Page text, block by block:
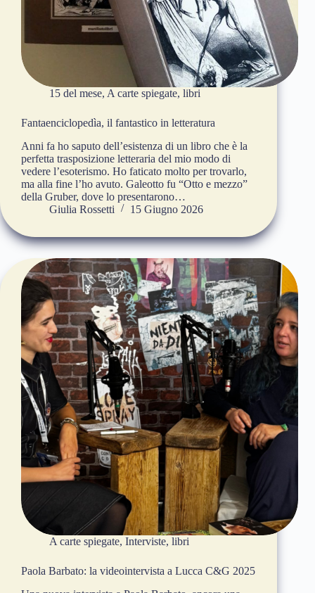
15 del mese, A carte spiegate, libri
Fantaenciclopedìa, il fantastico in letteratura
Anni fa ho saputo dell’esistenza di un libro che è la
perfetta trasposizione letteraria del mio modo di
vedere l’esoterismo. Ho faticato molto per trovarlo,
ma alla fine l’ho avuto. Galeotto fu “Otto e mezzo”
della Gruber, dove lo presentarono…
Giulia Rossetti
15 Giugno 2026
A carte spiegate, Interviste, libri
Paola Barbato: la videointervista a Lucca C&G 2025